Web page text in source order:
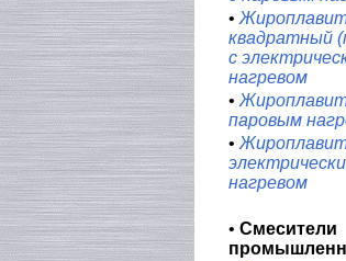
•
квадратный
с
нагревом
•
паровым
•
нагревом
• Смесители